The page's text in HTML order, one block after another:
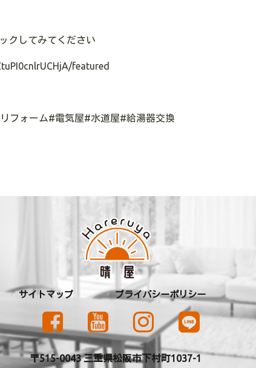
クしてみてください
featured
リフォーム#電気屋#水道屋#給湯器交換
サイトマップ プライバシーポリシー
〒515-0043 三重県松阪市下村町1037-1